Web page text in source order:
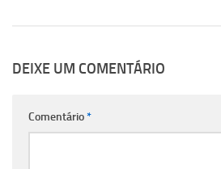
DEIXE UM COMENTÁRIO
Comentário*